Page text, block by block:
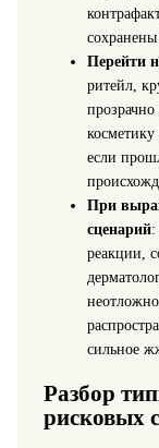
Перейти
ритейл,
если
При
сценарий:
реакции,
сильное
Разбор
рисковых